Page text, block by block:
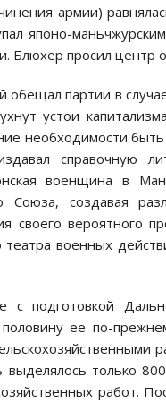
армии)
японо-
Блюхер просил
партии в
устои
необходимости
справочную
военщина в
Союза, создавая
своего вероятного
театра военных
с подготовкой
ее по-
выделялось только
работ.